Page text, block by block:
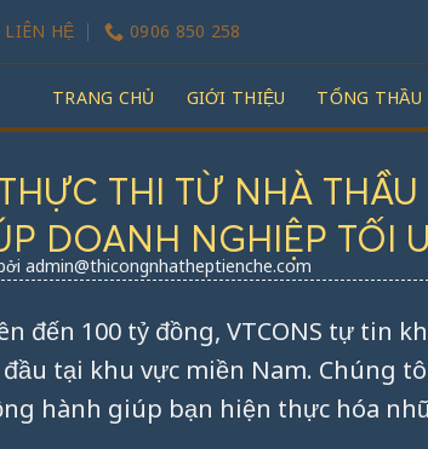
LIÊN HỆ 0906 850 258
TRANG CHỦ GIỚI THIỆU TỔNG
THI TỪ NHÀ
DOANH NGHIỆP TỐI
admin@thicongnhatheptienche.com
đến 100 tỷ đồng, VTCONS tự tin
tại khu vực miền Nam. Chúng
hành giúp bạn hiện thực hóa